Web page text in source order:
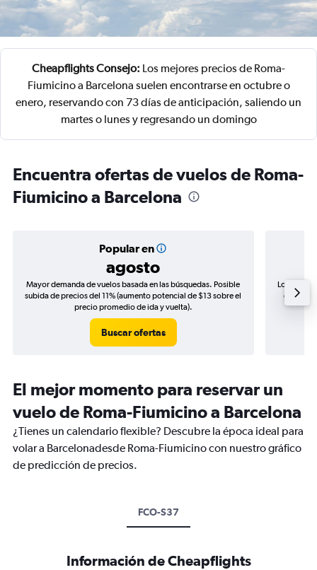
Cheapflights Consejo: Los mejores precios de Roma-
Fiumicino a Barcelona suelen encontrarse en octubre o
enero, reservando con 73 días de anticipación, saliendo un
martes o lunes y regresando un domingo
Encuentra ofertas de vuelos de Roma-
Fiumicino a Barcelona
Popular en
agosto
Mayor demanda de vuelos basada en las búsquedas. Posible
subida de precios del 11% (aumento potencial de $13 sobre el
precio promedio de ida y vuelta).
Buscar ofertas
Los
de
El mejor momento para reservar un
vuelo de Roma-Fiumicino a Barcelona
¿Tienes un calendario flexible? Descubre la época ideal para
volar a Barcelonadesde Roma-Fiumicino con nuestro gráfico
de predicción de precios.
FCO-S37
Información de Cheapflights